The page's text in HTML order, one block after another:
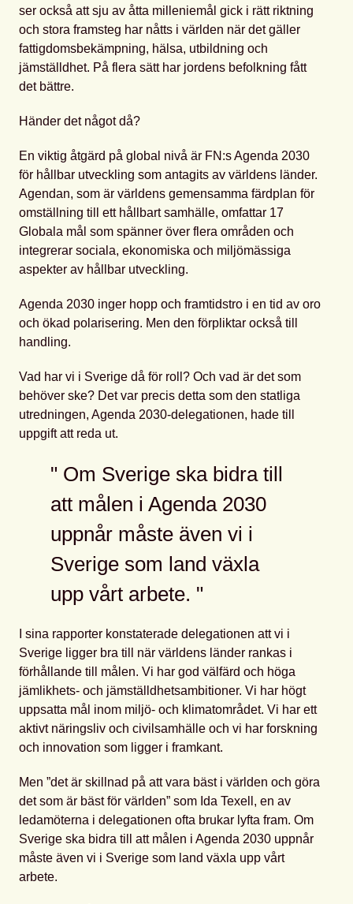
ser också att sju av åtta milleniemål gick i rätt riktning
och stora framsteg har nåtts i världen när det gäller
fattigdomsbekämpning, hälsa, utbildning och
jämställdhet. På flera sätt har jordens befolkning fått
det bättre.
Händer det något då?
En viktig åtgärd på global nivå är FN:s Agenda 2030
för hållbar utveckling som antagits av världens länder.
Agendan, som är världens gemensamma färdplan för
omställning till ett hållbart samhälle, omfattar 17
Globala mål som spänner över flera områden och
integrerar sociala, ekonomiska och miljömässiga
aspekter av hållbar utveckling.
Agenda 2030 inger hopp och framtidstro i en tid av oro
och ökad polarisering. Men den förpliktar också till
handling.
Vad har vi i Sverige då för roll? Och vad är det som
behöver ske? Det var precis detta som den statliga
utredningen, Agenda 2030-delegationen, hade till
uppgift att reda ut.
Om Sverige ska bidra till
att målen i Agenda 2030
uppnår måste även vi i
Sverige som land växla
upp vårt arbete.
I sina rapporter konstaterade delegationen att vi i
Sverige ligger bra till när världens länder rankas i
förhållande till målen. Vi har god välfärd och höga
jämlikhets- och jämställdhetsambitioner. Vi har högt
uppsatta mål inom miljö- och klimatområdet. Vi har ett
aktivt näringsliv och civilsamhälle och vi har forskning
och innovation som ligger i framkant.
Men ”det är skillnad på att vara bäst i världen och göra
det som är bäst för världen” som Ida Texell, en av
ledamöterna i delegationen ofta brukar lyfta fram. Om
Sverige ska bidra till att målen i Agenda 2030 uppnår
måste även vi i Sverige som land växla upp vårt
arbete.